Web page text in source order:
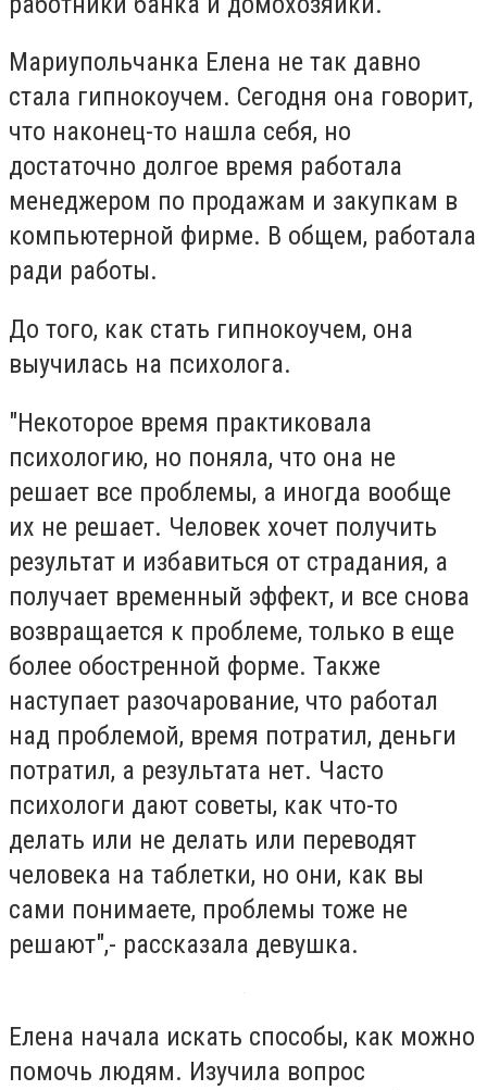
Мариупольчанка Елена не так давно
стала гипнокоучем. Сегодня она говорит,
что наконец-то нашла себя, но
достаточно долгое время работала
менеджером по продажам и закупкам в
компьютерной фирме. В общем, работала
ради работы.
До того, как стать гипнокоучем, она
выучилась на психолога.
"Некоторое время практиковала
психологию, но поняла, что она не
решает все проблемы, а иногда вообще
их не решает. Человек хочет получить
результат и избавиться от страдания, а
получает временный эффект, и все снова
возвращается к проблеме, только в еще
более обостренной форме. Также
наступает разочарование, что работал
над проблемой, время потратил, деньги
потратил, а результата нет. Часто
психологи дают советы, как что-то
делать или не делать или переводят
человека на таблетки, но они, как вы
сами понимаете, проблемы тоже не
решают",- рассказала девушка.
Елена начала искать способы, как можно
помочь людям. Изучила вопрос